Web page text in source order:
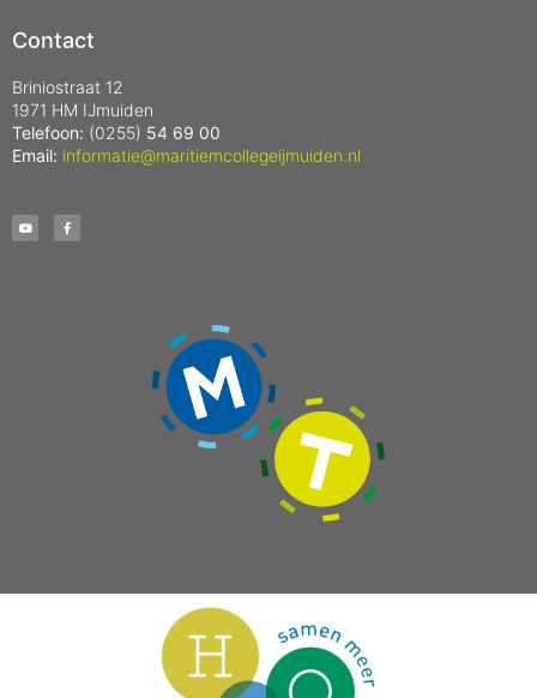
Contact
Briniostraat 12
1971 HM IJmuiden
Telefoon: (0255) 54 69 00
Email: informatie@maritiemcollegeijmuiden.nl